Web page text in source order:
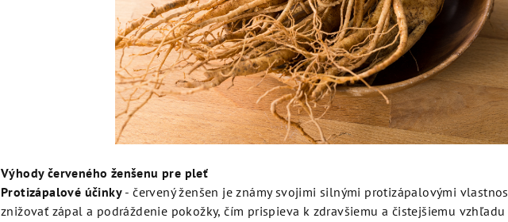
Výhody červeného ženšenu pre pleť
Protizápalové účinky - červený ženšen je známy svojimi silnými protizápalovými
znižovať zápal a podráždenie pokožky, čím prispieva k zdravšiemu a čistejšiemu